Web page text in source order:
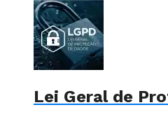
Lei Geral de